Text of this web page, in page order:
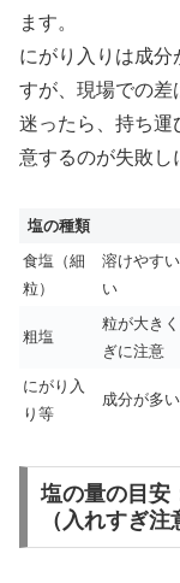
ます。
にがり入りは成分
すが、現場での差
迷ったら、持ち運
意するのが失敗し
塩の種類
食塩（細
粒）
溶けやす
い
粗塩
粒が大き
ぎに注意
にがり入
り等
成分が多
塩の量の目安
（入れすぎ注